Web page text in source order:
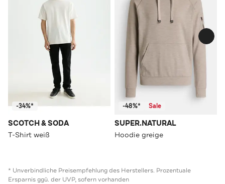
-34%*
SCOTCH & SODA
T-Shirt weiß
-48%* Sale
SUPER.NATURAL
Hoodie greige
* Unverbindliche Preisempfehlung des Herstellers. Prozentuale
Ersparnis ggü. der UVP, sofern vorhanden